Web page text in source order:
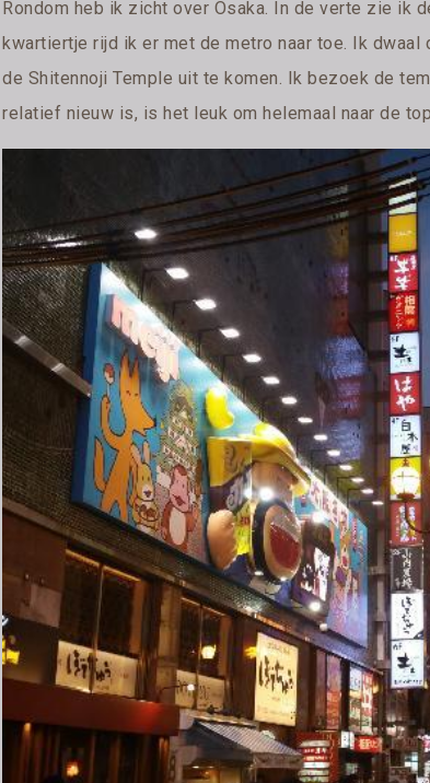
Rondom heb ik zicht over Osaka. In de verte zie ik
kwartiertje rijd ik er met de metro naar toe. Ik
de Shitennoji Temple uit te komen. Ik bezoek de
relatief nieuw is, is het leuk om helemaal naar de